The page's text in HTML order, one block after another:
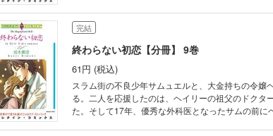
完結
終わらない初恋【分冊】 9巻
61円 (税込)
スラム街の不良少年サムュエルと、大金持ちの令
る。二人を応援したのは、ヘイリーの祖父のドク
た。そして17年、優秀な外科医となったサムの前に